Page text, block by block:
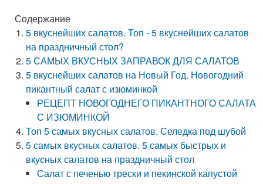
Содержание
5 вкуснейших салатов. Топ - 5 вкуснейших салатов
на праздничный стол?
5 САМЫХ ВКУСНЫХ ЗАПРАВОК ДЛЯ САЛАТОВ
5 вкуснейших салатов на Новый Год. Новогодний
пикантный салат с изюминкой
РЕЦЕПТ НОВОГОДНЕГО ПИКАНТНОГО САЛАТА
С ИЗЮМИНКОЙ
Топ 5 самых вкусных салатов. Селедка под шубой
5 самых вкусных салатов. 5 самых быстрых и
вкусных салатов на праздничный стол
Салат с печенью трески и пекинской капустой